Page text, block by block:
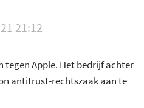
21:12
tegen Apple. Het bedrijf achter
antitrust-rechtszaak aan te